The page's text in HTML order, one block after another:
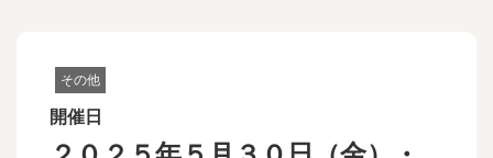
その他
開催日